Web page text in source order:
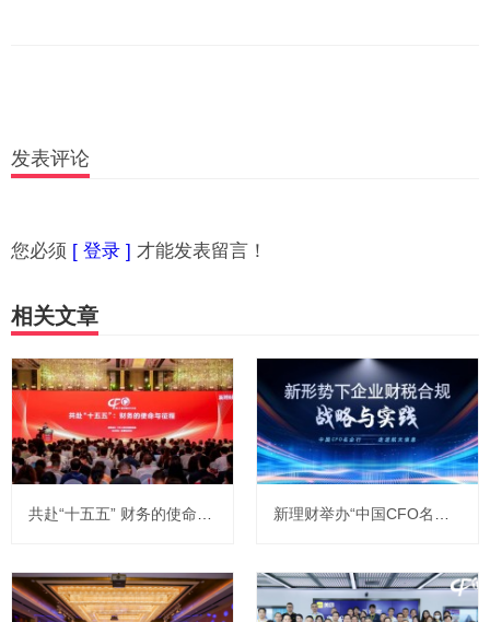
发表评论
您必须 [ 登录 ] 才能发表留言！
相关文章
共赴“十五五” 财务的使命与征程——第二十届中国CFO大会在北京召开 新理财举办“中国CFO名企行–走进航天信息”交流活动